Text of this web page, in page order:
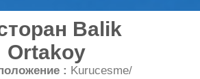
Balik
Ortakoy
: Kurucesme/